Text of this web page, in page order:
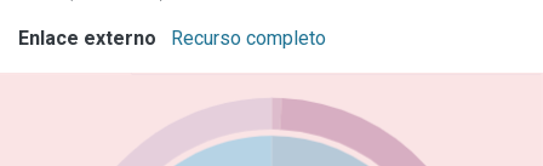
Enlace externo Recurso completo